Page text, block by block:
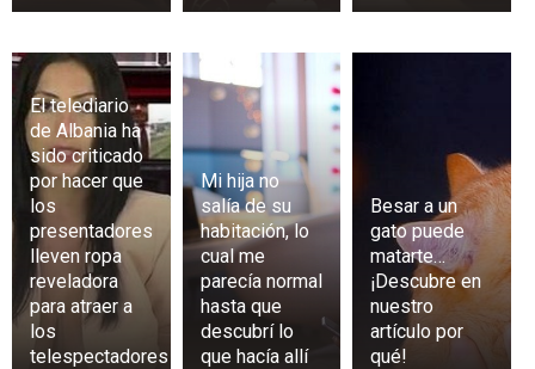
El telediario
de Albania ha
sido criticado
por hacer que
los
presentadores
lleven ropa
reveladora
para atraer a
los
telespectadores
Mi hija no
salía de su
habitación, lo
cual me
parecía normal
hasta que
descubrí lo
que hacía allí
Besar a un
gato puede
matarte…
¡Descubre en
nuestro
artículo por
qué!